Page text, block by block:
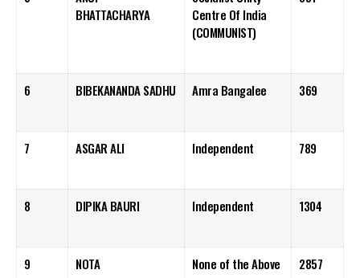
BHATTACHARYA
Centre Of India
(COMMUNIST)
6 BIBEKANANDA SADHU Amra Bangalee 369
7 ASGAR ALI Independent 789
8 DIPIKA BAURI Independent 1304
9 NOTA None of the Above 2857